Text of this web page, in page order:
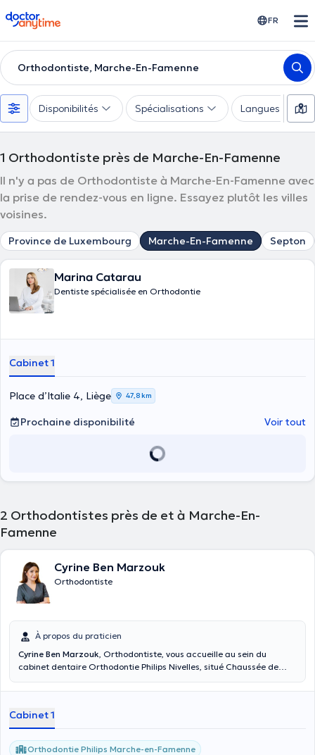
doctoranytime FR
Orthodontiste, Marche-En-Famenne
Disponibilités Spécialisations Langues
1 Orthodontiste près de Marche-En-Famenne
Il n'y a pas de Orthodontiste à Marche-En-Famenne avec
la prise de rendez-vous en ligne. Essayez plutôt les villes
voisines.
Province de Luxembourg Marche-En-Famenne Septon
Marina Catarau
Dentiste spécialisée en Orthodontie
Cabinet 1
Place d’Italie 4, Liège 47,8 km
Prochaine disponibilité Voir tout
2 Orthodontistes près de et à Marche-En-
Famenne
Cyrine Ben Marzouk
Orthodontiste
À propos du praticien
Cyrine Ben Marzouk, Orthodontiste, vous accueille au sein du
cabinet dentaire Orthodontie Philips Nivelles, situé Chaussée de
Orthodontie Philips Marche-en-Famenne, Chaussée de l'Ourthe 14,
cabinet, ou à appeler le secrétariat pour plus d'informations.
Chaque diagnostic est réalisé afin de présenter au patient un plan
de traitement précis qui correspond à ses besoins et à ses attentes.
Cabinet 1
Orthodontie Philips Marche-en-Famenne